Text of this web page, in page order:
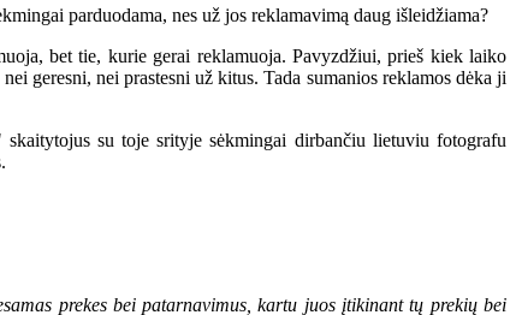
parduodama, nes už jos reklamavimą daug išleidžiama?
bet tie, kurie gerai reklamuoja. Pavyzdžiui, prieš kiek laiko
geresni, nei prastesni už kitus. Tada sumanios reklamos dėka ji
su toje srityje sėkmingai dirbančiu lietuviu fotografu
prekes bei patarnavimus, kartu juos įtikinant tų prekių bei